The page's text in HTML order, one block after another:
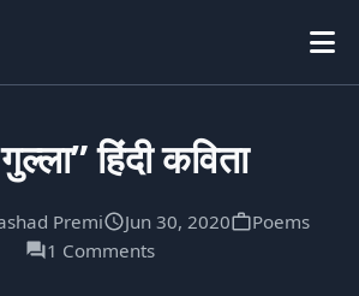
हिंदी कविता
Premi Jun 30, 2020
Poems
1 Comments